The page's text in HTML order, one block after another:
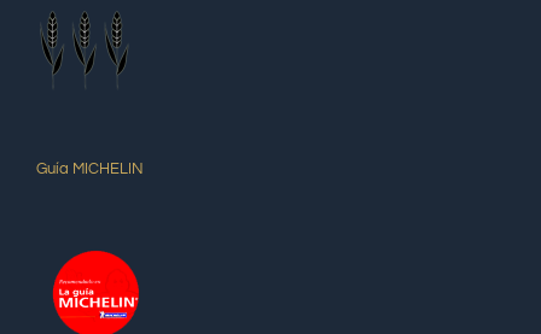
Guía MICHELIN